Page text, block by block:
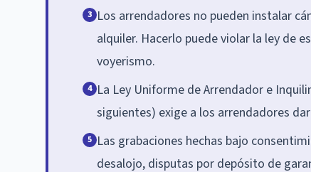
3 Los arrendadores no pueden instalar
alquiler. Hacerlo puede violar la ley de
voyerismo.
4 La Ley Uniforme de Arrendador e
siguientes) exige a los arrendadores
5 Las grabaciones hechas bajo
desalojo, disputas por depósito de